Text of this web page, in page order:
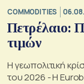
COMMODITIES
Πετρέλαιο:
τιμών
Η γεωπολιτική
του 2026 - Η